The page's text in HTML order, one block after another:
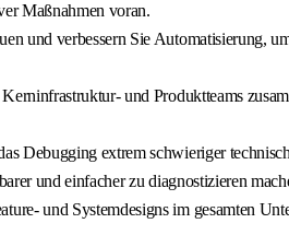
Maßnahmen voran.
und verbessern Sie Automatisierung,
und Produktteams
Debugging extrem schwieriger
und einfacher zu diagnostizieren
und Systemdesigns im gesamten